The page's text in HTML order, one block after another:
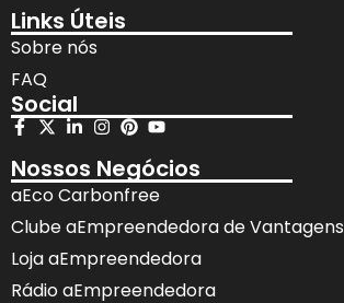
Links Úteis
Sobre nós
FAQ
Social
Nossos Negócios
aEco Carbonfree
Clube aEmpreendedora de Vantagens
Loja aEmpreendedora
Rádio aEmpreendedora